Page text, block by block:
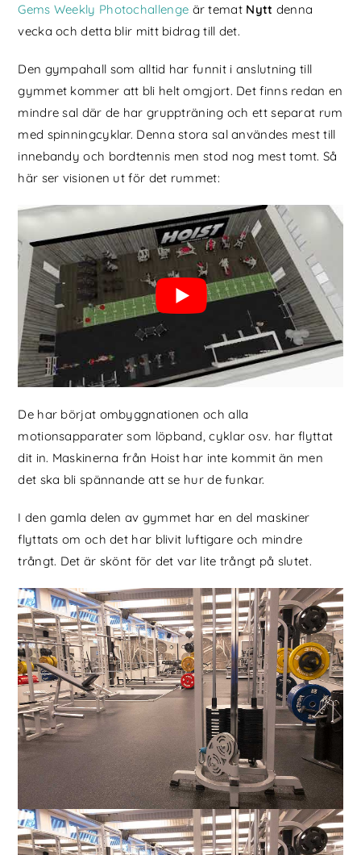
Gems Weekly Photochallenge är temat Nytt denna
vecka och detta blir mitt bidrag till det.
Den gympahall som alltid har funnit i anslutning till
gymmet kommer att bli helt omgjort. Det finns redan en
mindre sal där de har gruppträning och ett separat rum
med spinningcyklar. Denna stora sal användes mest till
innebandy och bordtennis men stod nog mest tomt. Så
här ser visionen ut för det rummet:
De har börjat ombyggnationen och alla
motionsapparater som löpband, cyklar osv. har flyttat
dit in. Maskinerna från Hoist har inte kommit än men
det ska bli spännande att se hur de funkar.
I den gamla delen av gymmet har en del maskiner
flyttats om och det har blivit luftigare och mindre
trångt. Det är skönt för det var lite trångt på slutet.